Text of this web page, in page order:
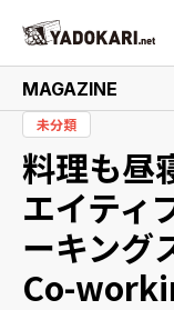
商
MAGAZINE
未分類
料理も昼
エイティ
ーキング
Co-